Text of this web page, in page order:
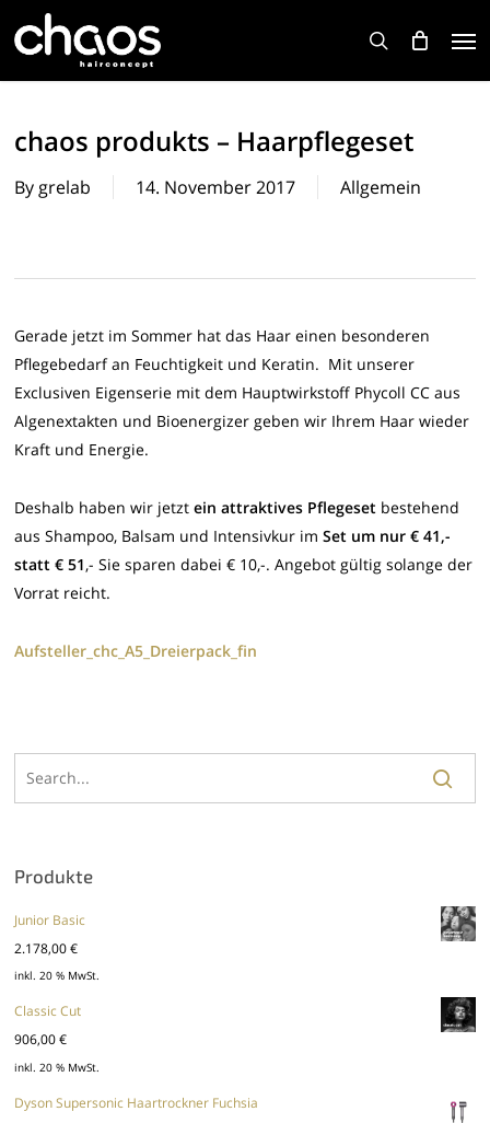
search
chaos produkts – Haarpflegeset
By grelab 14. November 2017 Allgemein
Gerade jetzt im Sommer hat das Haar einen besonderen
Pflegebedarf an Feuchtigkeit und Keratin. Mit unserer
Exclusiven Eigenserie mit dem Hauptwirkstoff Phycoll CC aus
Algenextakten und Bioenergizer geben wir Ihrem Haar wieder
Kraft und Energie.
Deshalb haben wir jetzt ein attraktives Pflegeset bestehend
aus Shampoo, Balsam und Intensivkur imSet um nur € 41,-
statt € 51,- Sie sparen dabei € 10,-. Angebot gültig solange der
Vorrat reicht.
Aufsteller_chc_A5_Dreierpack_fin
Produkte
Junior Basic
2.178,00€
inkl. 20 % MwSt.
Classic Cut
906,00€
inkl. 20 % MwSt.
Dyson Supersonic Haartrockner Fuchsia